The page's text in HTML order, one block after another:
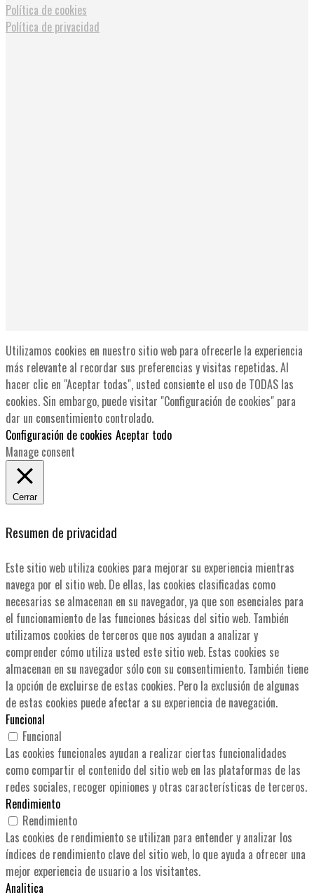
Política de cookies
Política de privacidad
Utilizamos cookies en nuestro sitio web para ofrecerle la experiencia
más relevante al recordar sus preferencias y visitas repetidas. Al
hacer clic en "Aceptar todas", usted consiente el uso de TODAS las
cookies. Sin embargo, puede visitar "Configuración de cookies" para
dar un consentimiento controlado.
Configuración de cookies Aceptar todo
Manage consent
Cerrar
Resumen de privacidad
Este sitio web utiliza cookies para mejorar su experiencia mientras
navega por el sitio web. De ellas, las cookies clasificadas como
necesarias se almacenan en su navegador, ya que son esenciales para
el funcionamiento de las funciones básicas del sitio web. También
utilizamos cookies de terceros que nos ayudan a analizar y
comprender cómo utiliza usted este sitio web. Estas cookies se
almacenan en su navegador sólo con su consentimiento. También tiene
la opción de excluirse de estas cookies. Pero la exclusión de algunas
de estas cookies puede afectar a su experiencia de navegación.
Funcional
Funcional
Las cookies funcionales ayudan a realizar ciertas funcionalidades
como compartir el contenido del sitio web en las plataformas de las
redes sociales, recoger opiniones y otras características de terceros.
Rendimiento
Rendimiento
Las cookies de rendimiento se utilizan para entender y analizar los
índices de rendimiento clave del sitio web, lo que ayuda a ofrecer una
mejor experiencia de usuario a los visitantes.
Analitica